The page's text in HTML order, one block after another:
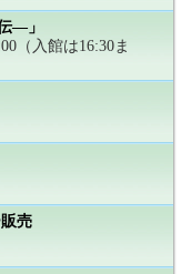
―」
（入館は16:30ま
売